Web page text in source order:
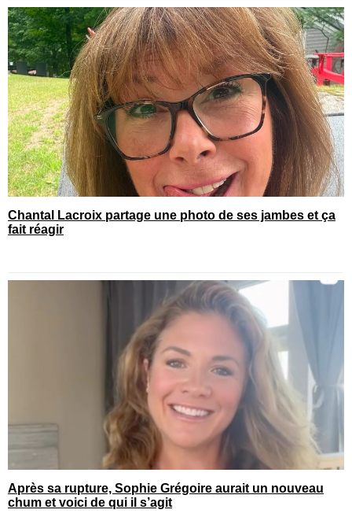
Chantal Lacroix partage une photo de ses jambes et ça
fait réagir
Après sa rupture, Sophie Grégoire aurait un nouveau
chum et voici de qui il s’agit